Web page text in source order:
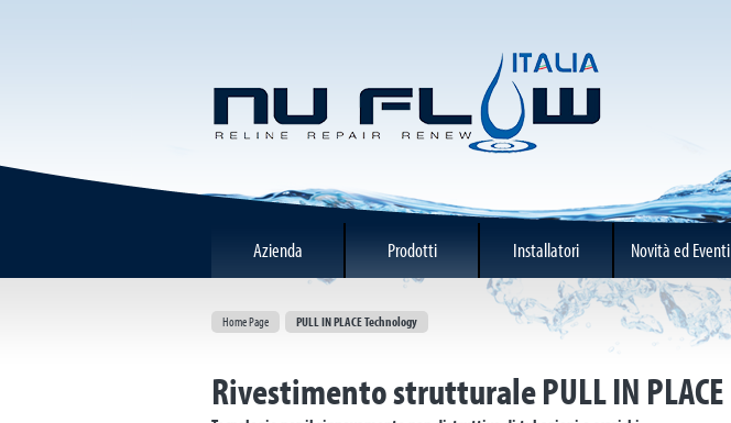
Azienda Prodotti Installatori Novità ed Eventi
Home Page PULL IN PLACE Technology
Rivestimento strutturale PULL IN PLACE